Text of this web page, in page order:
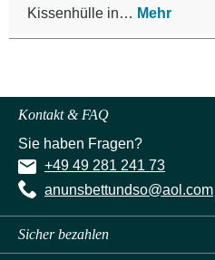
Kissenhülle in… Mehr
Kontakt & FAQ
Sie haben Fragen?
+49 49 281 241 73
anunsbettundso@aol.com
Sicher bezahlen